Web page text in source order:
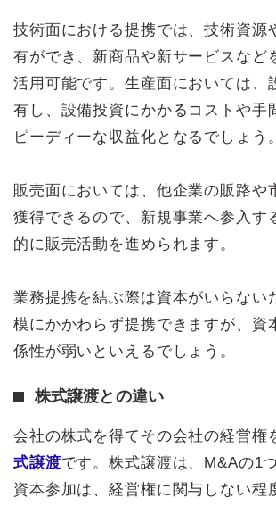
技術面における提携では、技術資源
有ができ、新商品や新サービスなど
活用可能です。生産面においては、
有し、設備投資にかかるコストや手
ピーディーな収益化となるでしょう。
販売面においては、他企業の販路や
獲得できるので、新規事業へ参入す
的に販売活動を進められます。
業務提携を結ぶ際は資本がいらない
模にかかわらず提携できますが、資
係性が弱いといえるでしょう。
株式譲渡との違い
会社の株式を得てその会社の経営権
式譲渡です。株式譲渡は、M&Aの1
資本参加は、経営権に関与しない程